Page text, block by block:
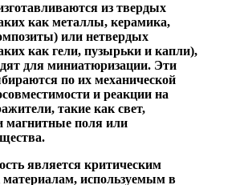
из твердых
как металлы, керамика,
или нетвердых
как гели, пузырьки и капли),
для миниатюризации. Эти
по их механической
и реакции на
такие как свет,
магнитные поля или
является критическим
материалам, используемым в